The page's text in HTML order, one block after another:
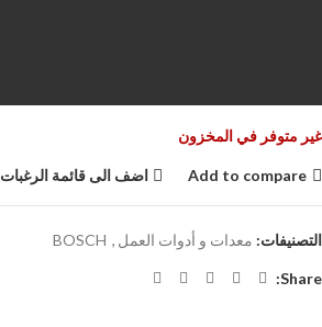
غير متوفر في المخزون
Add to compare اضف الى قائمة الرغبات
التصنيفات: معدات و أدوات العمل ,
BOSCH
Share: